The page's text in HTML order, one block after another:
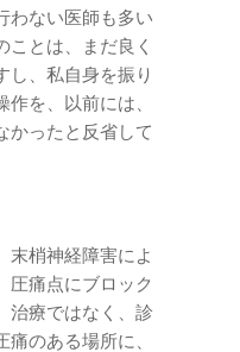
わない医師も多い
ことは、まだ良く
し、私自身を振り
を、以前には、
かったと反省して
末梢神経障害によ
圧痛点にブロック
治療ではなく、診
のある場所に、